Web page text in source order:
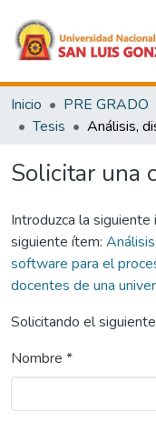
Inicio PRE GRADO
Tesis
Solicitar una
Introduzca la
siguiente ítem:
software para el
docentes de una
Solicitando el
Nombre *